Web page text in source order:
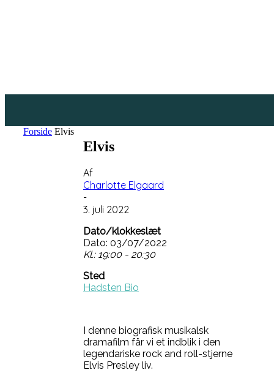
Forside Elvis
Elvis
Af
Charlotte Elgaard
-
3. juli 2022
Dato/klokkeslæt
Dato: 03/07/2022
Kl.: 19:00 - 20:30
Sted
Hadsten Bio
I denne biografisk musikalsk
dramafilm får vi et indblik i den
legendariske rock and roll-stjerne
Elvis Presley liv.